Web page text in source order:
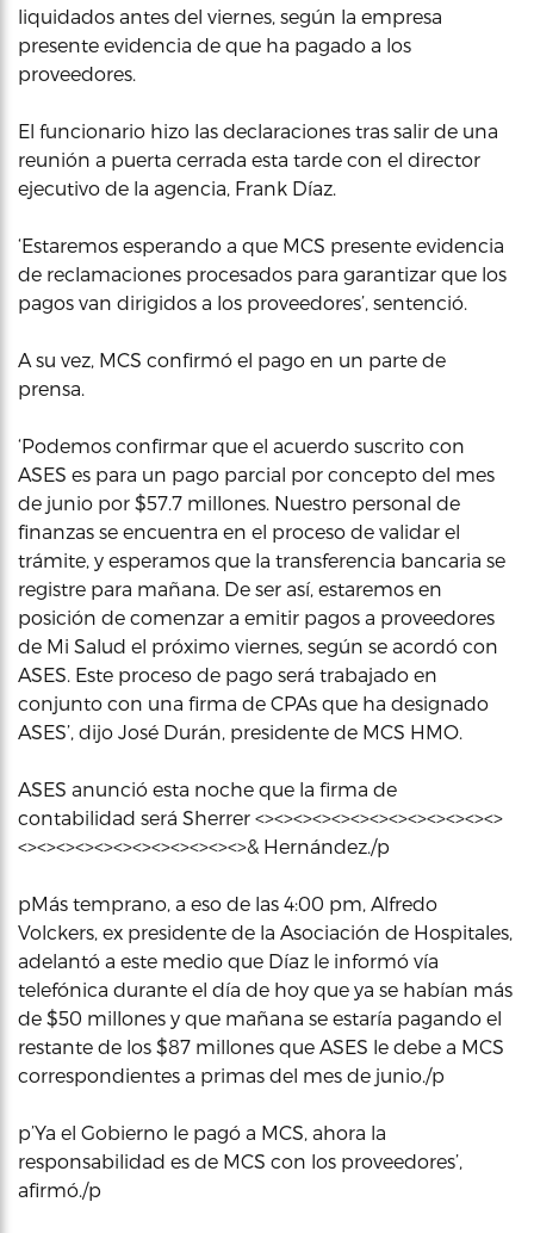
liquidados antes del viernes, según la empresa
presente evidencia de que ha pagado a los
proveedores.
El funcionario hizo las declaraciones tras salir de una
reunión a puerta cerrada esta tarde con el director
ejecutivo de la agencia, Frank Díaz.
‘Estaremos esperando a que MCS presente evidencia
de reclamaciones procesados para garantizar que los
pagos van dirigidos a los proveedores’, sentenció.
A su vez, MCS confirmó el pago en un parte de
prensa.
‘Podemos confirmar que el acuerdo suscrito con
ASES es para un pago parcial por concepto del mes
de junio por $57.7 millones. Nuestro personal de
finanzas se encuentra en el proceso de validar el
trámite, y esperamos que la transferencia bancaria se
registre para mañana. De ser así, estaremos en
posición de comenzar a emitir pagos a proveedores
de Mi Salud el próximo viernes, según se acordó con
ASES. Este proceso de pago será trabajado en
conjunto con una firma de CPAs que ha designado
ASES’, dijo José Durán, presidente de MCS HMO.
ASES anunció esta noche que la firma de
contabilidad será Sherrer <><><><><><><><><><><><><>
<><><><><><><><><><><><>& Hernández./p
pMás temprano, a eso de las 4:00 pm, Alfredo
Volckers, ex presidente de la Asociación de Hospitales,
adelantó a este medio que Díaz le informó vía
telefónica durante el día de hoy que ya se habían más
de $50 millones y que mañana se estaría pagando el
restante de los $87 millones que ASES le debe a MCS
correspondientes a primas del mes de junio./p
p’Ya el Gobierno le pagó a MCS, ahora la
responsabilidad es de MCS con los proveedores’,
afirmó./p